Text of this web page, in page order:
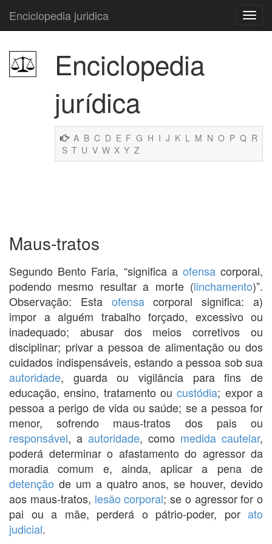
Enciclopedia juridica
Enciclopedia
jurídica
A B C D E F G H I J K L M N O P Q R
S T U V W X Y Z
Maus-tratos
Segundo Bento Faria, “significa a ofensacorporal,
podendo mesmo resultar a morte (linchamento)”.
Observação: Esta ofensacorporal significa: a)
impor a alguém trabalho forçado, excessivo ou
inadequado; abusar dos meios corretivos ou
disciplinar; privar a pessoa de alimentação ou dos
cuidados indispensáveis, estando a pessoa sob sua
autoridade, guarda ou vigilância para fins de
educação, ensino, tratamento oucustódia; expor a
pessoa a perigo de vida ou saúde; se a pessoa for
menor, sofrendo maus-tratos dos pais ou
responsável, a autoridade, como medida cautelar,
poderá determinar o afastamento do agressor da
moradia comum e, ainda, aplicar a pena de
detenção de um a quatro anos, se houver, devido
aos maus-tratos, lesão corporal; se o agressor for o
pai ou a mãe, perderá o pátrio-poder, por ato
judicial.